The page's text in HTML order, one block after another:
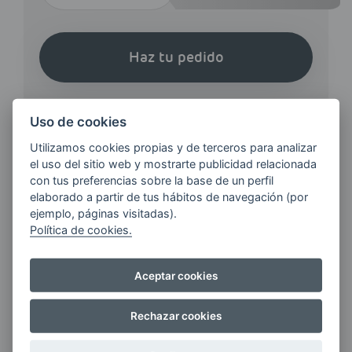
Haz tu pedido
¿QUIERES ESTAR AL DÍA DE
LAS
ÚLTIMAS NOVEDADES?
Uso de cookies
Utilizamos cookies propias y de terceros para analizar
el uso del sitio web y mostrarte publicidad relacionada
con tus preferencias sobre la base de un perfil
elaborado a partir de tus hábitos de navegación (por
ejemplo, páginas visitadas).
Política de cookies.
Aceptar cookies
Rechazar cookies